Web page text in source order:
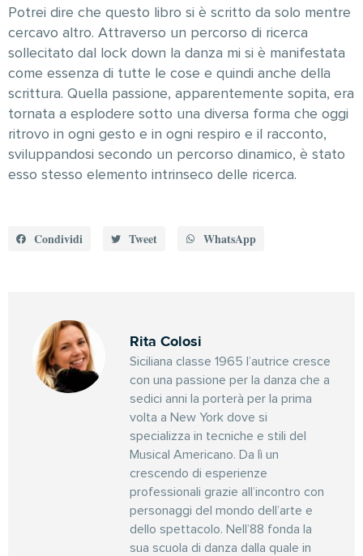
Potrei dire che questo libro si è scritto da solo mentre
cercavo altro. Attraverso un percorso di ricerca
sollecitato dal lock down la danza mi si è manifestata
come essenza di tutte le cose e quindi anche della
scrittura. Quella passione, apparentemente sopita, era
tornata a esplodere sotto una diversa forma che oggi
ritrovo in ogni gesto e in ogni respiro e il racconto,
sviluppandosi secondo un percorso dinamico, è stato
esso stesso elemento intrinseco delle ricerca.
Condividi Tweet WhatsApp
Rita Colosi
Siciliana classe 1965 l’autrice cresce
con una passione per la danza che a
sedici anni la porterà per la prima
volta a New York dove si
specializza in tecniche e stili del
Musical Americano. Da lì un
crescendo di esperienze
professionali grazie all’incontro con
personaggi del mondo dell’arte e
dello spettacolo. Nell’88 fonda la
sua scuola di danza dalla quale in